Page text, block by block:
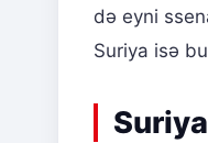
də eyni
Suriya isə